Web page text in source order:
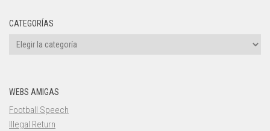
CATEGORÍAS
Categorías
WEBS AMIGAS
Football Speech
Illegal Return